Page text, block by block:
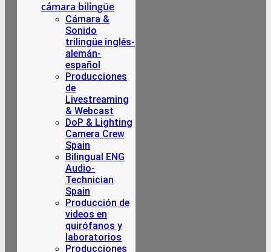
cámara bilingüe
Cámara &
Sonido
trilingüe inglés-
alemán-
español
Producciones
de
Livestreaming
& Webcast
DoP & Lighting
Camera Crew
Spain
Bilingual ENG
Audio-
Technician
Spain
Producción de
videos en
quirófanos y
laboratorios
Producciones